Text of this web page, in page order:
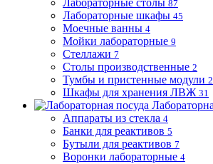
Лабораторные столы 87
Лабораторные шкафы 45
Моечные ванны 4
Мойки лабораторные 9
Стеллажи 7
Столы производственные 2
Тумбы и пристенные модули
Шкафы для хранения ЛВЖ 31
Аппараты из стекла 4
Банки для реактивов 5
Бутыли для реактивов 7
Воронки лабораторные 4